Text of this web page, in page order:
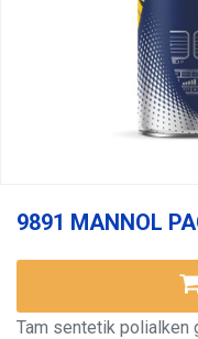
9891 MANNOL
Tam sentetik polialken